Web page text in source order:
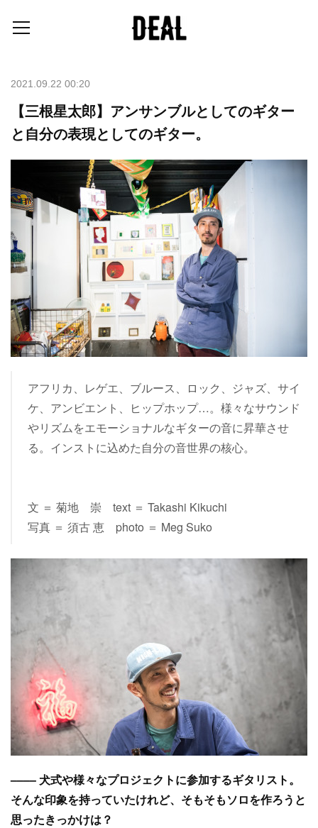
2021.09.22 00:20
【三根星太郎】アンサンブルとしてのギター
と自分の表現としてのギター。
アフリカ、レゲエ、ブルース、ロック、ジャズ、サイ
ケ、アンビエント、ヒップホップ…。様々なサウンド
やリズムをエモーショナルなギターの音に昇華させ
る。インストに込めた自分の音世界の核心。
文 ＝ 菊地 崇 text ＝ Takashi Kikuchi
写真 ＝ 須古 恵 photo ＝ Meg Suko
–––– 犬式や様々なプロジェクトに参加するギタリスト。
そんな印象を持っていたけれど、そもそもソロを作ろうと
思ったきっかけは？